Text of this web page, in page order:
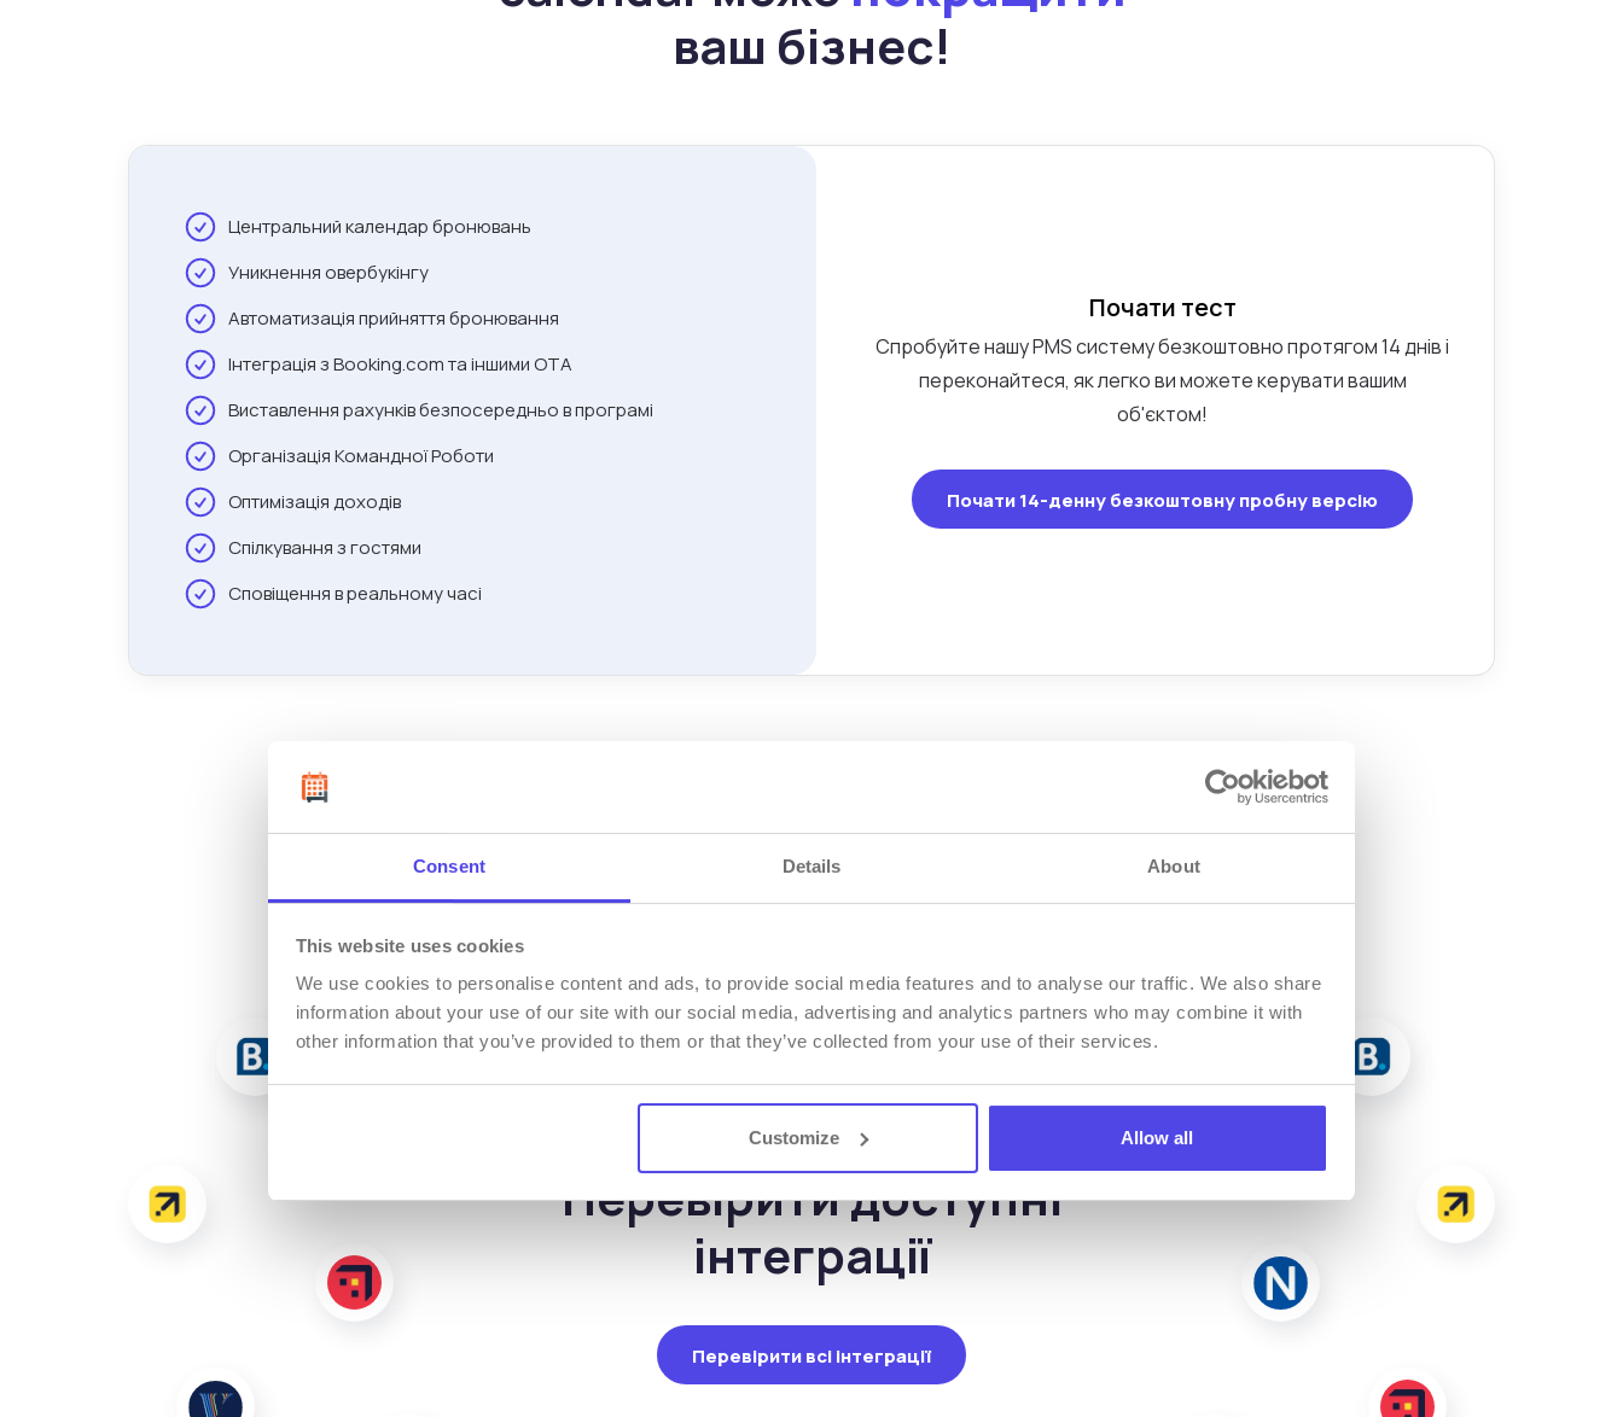
Consent Details About
This website uses cookies
We use cookies to personalise content and ads, to provide social media features and to analyse our traffic. We also share
information about your use of our site with our social media, advertising and analytics partners who may combine it with
other information that you’ve provided to them or that they’ve collected from your use of their services.
Customize Allow all
ваш бізнес!
Центральний календар бронювань
Уникнення овербукінгу
Автоматизація прийняття бронювання
Інтеграція з Booking.com та іншими OTA
Виставлення рахунків безпосередньо в програмі
Організація Командної Роботи
Оптимізація доходів
Спілкування з гостями
Сповіщення в реальному часі
Почати тест
Спробуйте нашу PMS систему безкоштовно протягом 14 днів і
переконайтеся, як легко ви можете керувати вашим
об'єктом!
Почати 14-денну безкоштовну пробну версію
ІНТЕГРАЦІЇ
Перевірити доступні
інтеграції
Перевірити всі інтеграції